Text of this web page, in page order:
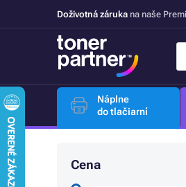
Doživotná záruka na naše
Náplne
do tlačiarní
Cena